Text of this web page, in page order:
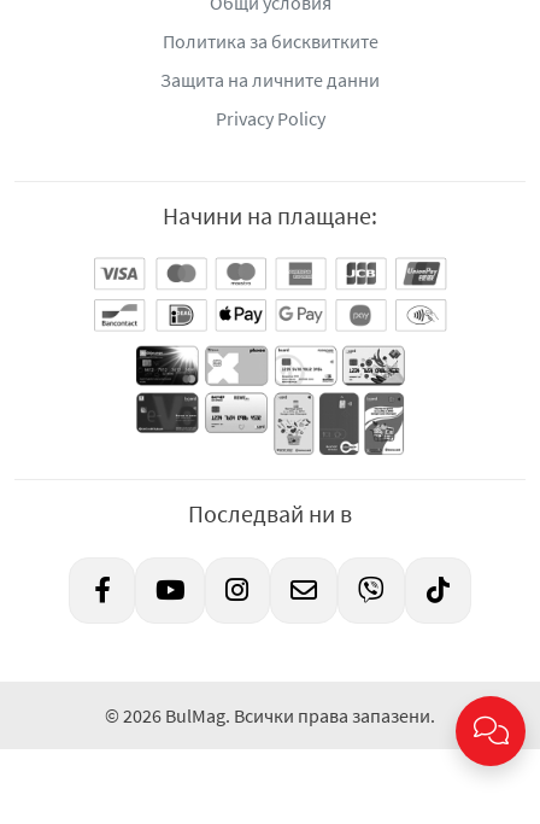
Политика за бисквитките
Защита на личните данни
Privacy Policy
Начини на плащане:
Последвай ни в
© 2026 BulMag. Всички права запазени.